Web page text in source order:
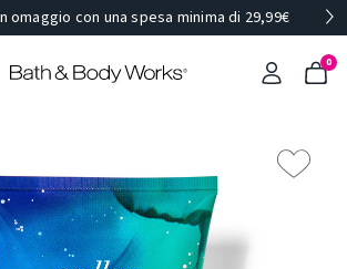
omaggio con una spesa minima di 29,99€
0